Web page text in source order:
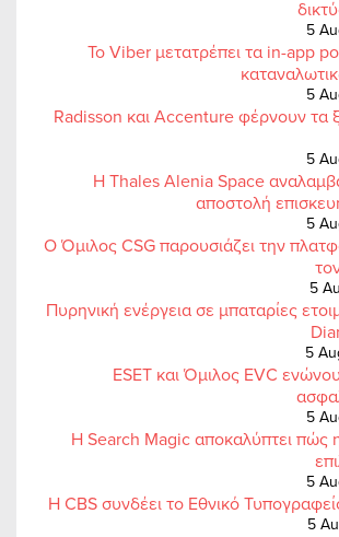
5
Το Viber μετατρέπει τα in-app
5
Radisson και Accenture φέρνουν τα
5
Η Thales Alenia Space
αποστολή
5
Ο Όμιλος CSG παρουσιάζει την
5
Πυρηνική ενέργεια σε μπαταρίες
5
ESET και Όμιλος EVC
5
Η Search Magic αποκαλύπτει πώς
5
Η CBS συνδέει το Εθνικό
5